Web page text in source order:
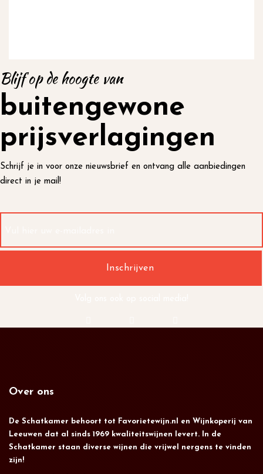
Blijf op de hoogte van
buitengewone
prijsverlagingen
Schrijf je in voor onze nieuwsbrief en ontvang alle aanbiedingen
direct in je mail!
Over ons
De Schatkamer behoort tot Favorietewijn.nl en Wijnkoperij van
Leeuwen dat al sinds 1969 kwaliteitswijnen levert. In de
Schatkamer staan diverse wijnen die vrijwel nergens te vinden
zijn!